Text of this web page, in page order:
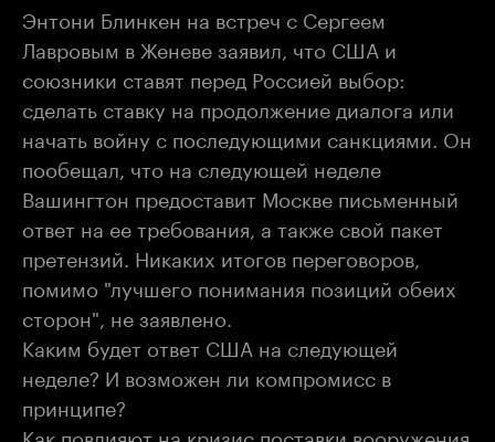
Энтони Блинкен на встреч с Сергеем
Лавровым в Женеве заявил, что США и
союзники ставят перед Россией выбор:
сделать ставку на продолжение диалога или
начать войну с последующими санкциями. Он
пообещал, что на следующей неделе
Вашингтон предоставит Москве письменный
ответ на ее требования, а также свой пакет
претензий. Никаких итогов переговоров,
помимо "лучшего понимания позиций обеих
сторон", не заявлено.
Каким будет ответ США на следующей
неделе? И возможен ли компромисс в
принципе?
Как повлияют на кризис поставки вооружения